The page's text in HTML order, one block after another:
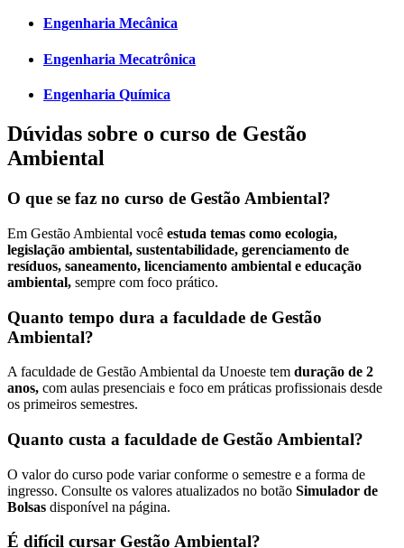
Engenharia Mecânica
Engenharia Mecatrônica
Engenharia Química
Dúvidas sobre o curso de Gestão
Ambiental
O que se faz no curso de Gestão Ambiental?
Em Gestão Ambiental você estuda temas como ecologia,
legislação ambiental, sustentabilidade, gerenciamento de
resíduos, saneamento, licenciamento ambiental e educação
ambiental, sempre com foco prático.
Quanto tempo dura a faculdade de Gestão
Ambiental?
A faculdade de Gestão Ambiental da Unoeste tem duração de 2
anos, com aulas presenciais e foco em práticas profissionais desde
os primeiros semestres.
Quanto custa a faculdade de Gestão Ambiental?
O valor do curso pode variar conforme o semestre e a forma de
ingresso. Consulte os valores atualizados no botão Simulador de
Bolsas disponível na página.
É difícil cursar Gestão Ambiental?